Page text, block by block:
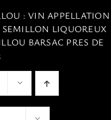
: VIN APPELLATION
SEMILLON LIQUOREUX
BARSAC PRES DE